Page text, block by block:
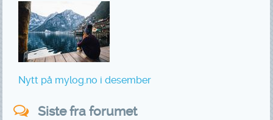
Nytt på mylog.no i desember
Siste fra forumet